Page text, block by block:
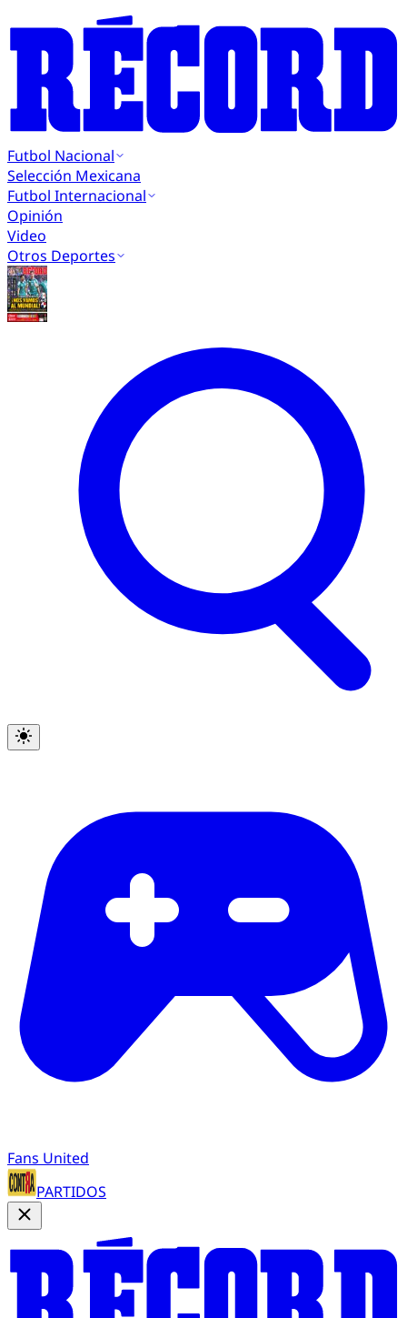
Futbol Nacional
Selección Mexicana
Futbol Internacional
Opinión
Video
Otros Deportes
Fans United
PARTIDOS